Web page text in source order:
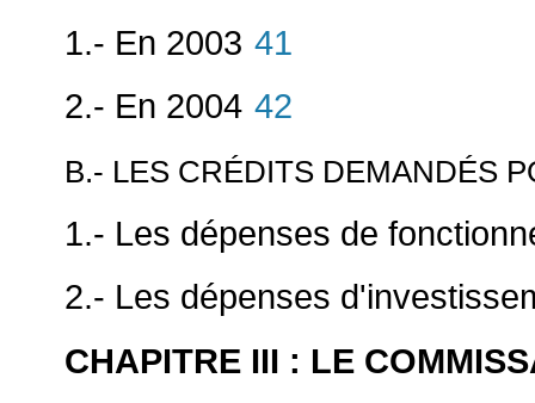
1.- En 2003 41
2.- En 2004 42
B.- LES CRÉDITS DEMANDÉS
1.- Les dépenses de
2.- Les dépenses
CHAPITRE III : LE